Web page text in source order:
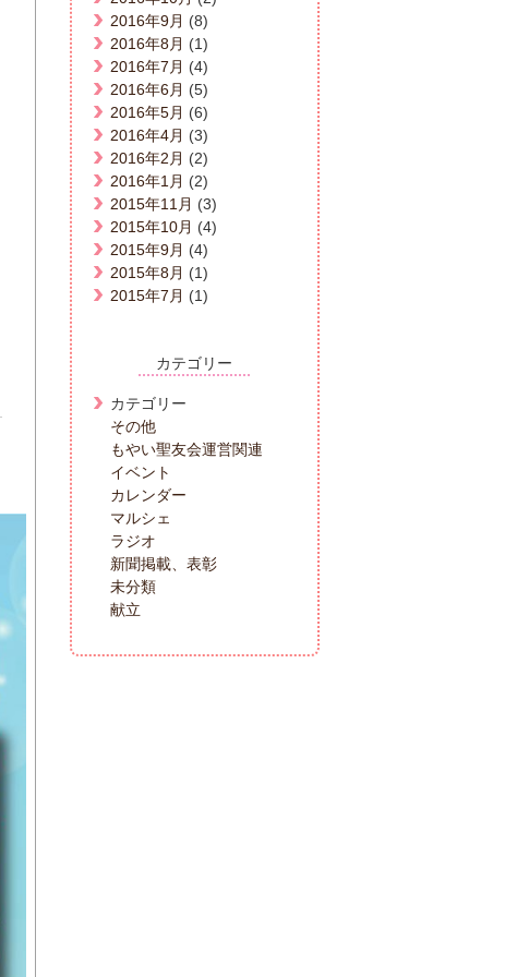
2016年9月 (8)
2016年8月 (1)
2016年7月 (4)
2016年6月 (5)
2016年5月 (6)
2016年4月 (3)
2016年2月 (2)
2016年1月 (2)
2015年11月 (3)
2015年10月 (4)
2015年9月 (4)
2015年8月 (1)
2015年7月 (1)
カテゴリー
カテゴリー
その他
もやい聖友会運営関連
イベント
カレンダー
マルシェ
ラジオ
新聞掲載、表彰
未分類
献立